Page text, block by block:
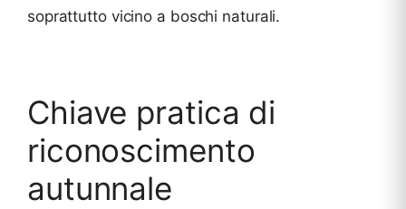
soprattutto vicino a boschi naturali.
Chiave pratica di
riconoscimento
autunnale